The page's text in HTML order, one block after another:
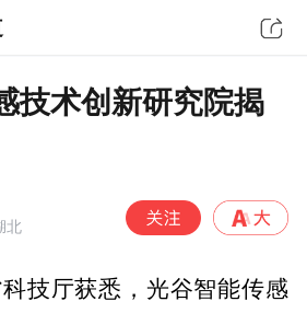
技术创新研究院揭
北
技厅获悉，光谷智能传感